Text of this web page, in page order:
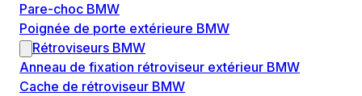
Pare-choc BMW
Poignée de porte extérieure BMW
Rétroviseurs BMW
Anneau de fixation rétroviseur extérieur BMW
Cache de rétroviseur BMW